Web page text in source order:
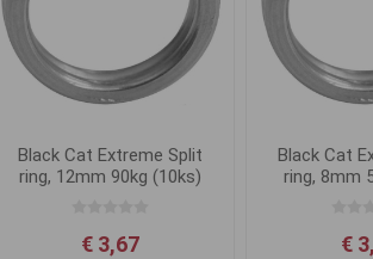
Black Cat Extreme Split
ring, 12mm 90kg (10ks)
€ 3,67
Black Cat
ring, 8mm
€